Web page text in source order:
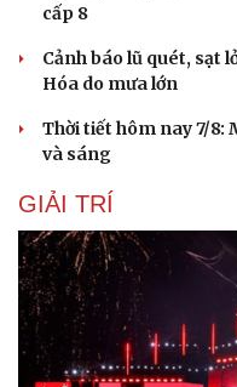
cấp 8
Cảnh báo lũ quét, sạt
Hóa do mưa lớn
Thời tiết hôm nay 7/8:
và sáng
GIẢI TRÍ